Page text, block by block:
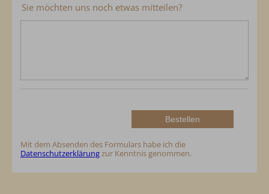
Sie möchten uns noch etwas mitteilen?
Mit dem Absenden des Formulars habe ich die
Datenschutzerklärungzur Kenntnis genommen.